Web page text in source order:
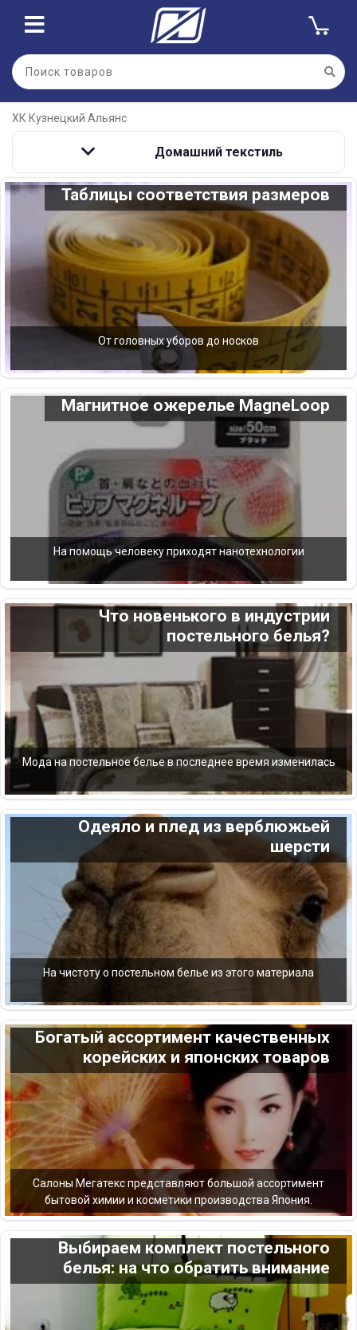
ХК Кузнецкий Альянс
Домашний текстиль
Таблицы соответствия размеров
От головных уборов до носков
Магнитное ожерелье MagneLoop
На помощь человеку приходят нанотехнологии
Что новенького в индустрии
постельного белья?
Мода на постельное белье в последнее время изменилась
Одеяло и плед из верблюжьей
шерсти
На чистоту о постельном белье из этого материала
Богатый ассортимент качественных
корейских и японских товаров
Салоны Мегатекс представляют большой ассортимент
бытовой химии и косметики производства Япония.
Выбираем комплект постельного
белья: на что обратить внимание